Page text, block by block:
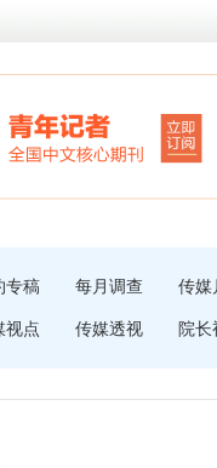
专稿 每月调查 传媒
视点 传媒透视 院长